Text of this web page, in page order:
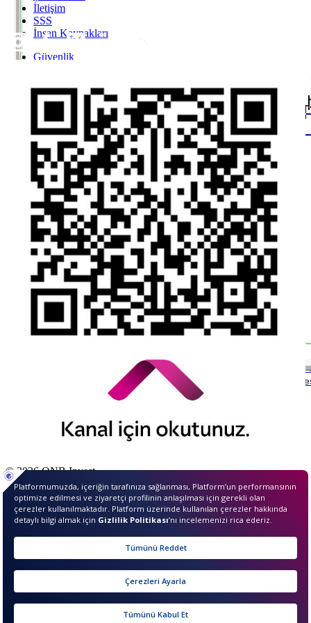
aşılması yükselişin devamı açısından önemli. EUR/USD’de
önemli destek olarak izlenebilir. BIST 100 Endeksi’nde ise 1310
olarak aşılması 1355 hedef direncine yönelim için takip edilebilir.
İletişim
SSS
İnsan Kaynakları
Güvenlik
İhbar Formu
Yasal Duyurular
Bilgi Toplumu Hizmetleri
Kişisel Verilerin Korunması
YTM - Zamanaşımına Uğrayacak Emanet ve Alacaklar
Kamuyu Aydınlatma Esaslarına İlişkin Duyuru
Inst Link
© 2026 QNB Invest,
QNBiştirakidir.
Merhaba ben InvestIQ. Size
nasıl yardımcı olabilirim?